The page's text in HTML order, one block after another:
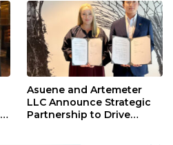
Asuene and Artemeter
LLC Announce Strategic
Partnership to Drive